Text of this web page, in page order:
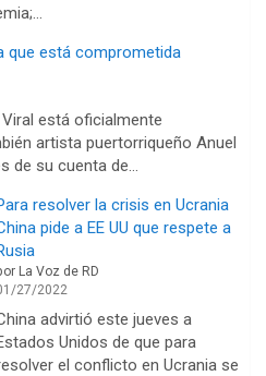
que está comprometida
está oficialmente
artista puertorriqueño Anuel
de su cuenta de…
resolver la crisis en Ucrania
pide a EE UU que respete a
La Voz de RD
27/2022
advirtió este jueves a
Unidos de que para
el conflicto en Ucrania se